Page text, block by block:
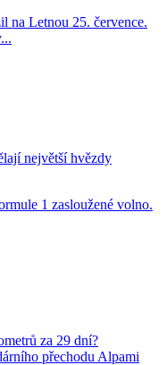
na Letnou 25. července.
největší hvězdy
1 zasloužené volno.
za 29 dní?
přechodu Alpami